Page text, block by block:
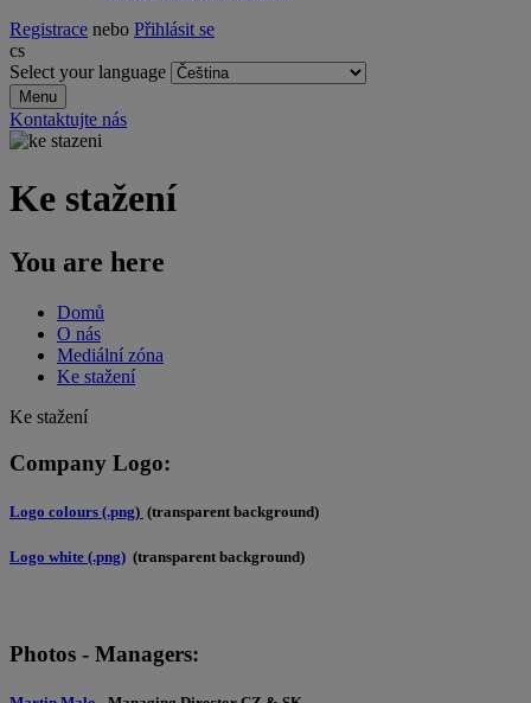
Registrace nebo Přihlásit se
cs
Select your language
Menu
Kontaktujte nás
Ke stažení
You are here
Domů
O nás
Mediální zóna
Ke stažení
Ke stažení
Company Logo:
Logo colours (.png) (transparent background)
Logo white (.png) (transparent background)
Photos - Managers: